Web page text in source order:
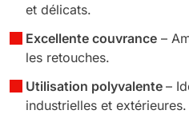
et délicats.
Excellente couvrance –
les retouches.
Utilisation polyvalente –
industrielles et extérieures.